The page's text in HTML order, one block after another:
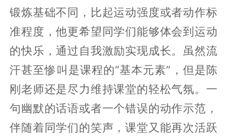
锻炼基础不同，比起运动强度或者动作标
准程度，他更希望同学们能够体会到运动
的快乐，通过自我激励实现成长。虽然流
汗甚至惨叫是课程的“基本元素”，但是陈
刚老师还是尽力维持课堂的轻松气氛。一
句幽默的话语或者一个错误的动作示范，
伴随着同学们的笑声，课堂又能再次活跃